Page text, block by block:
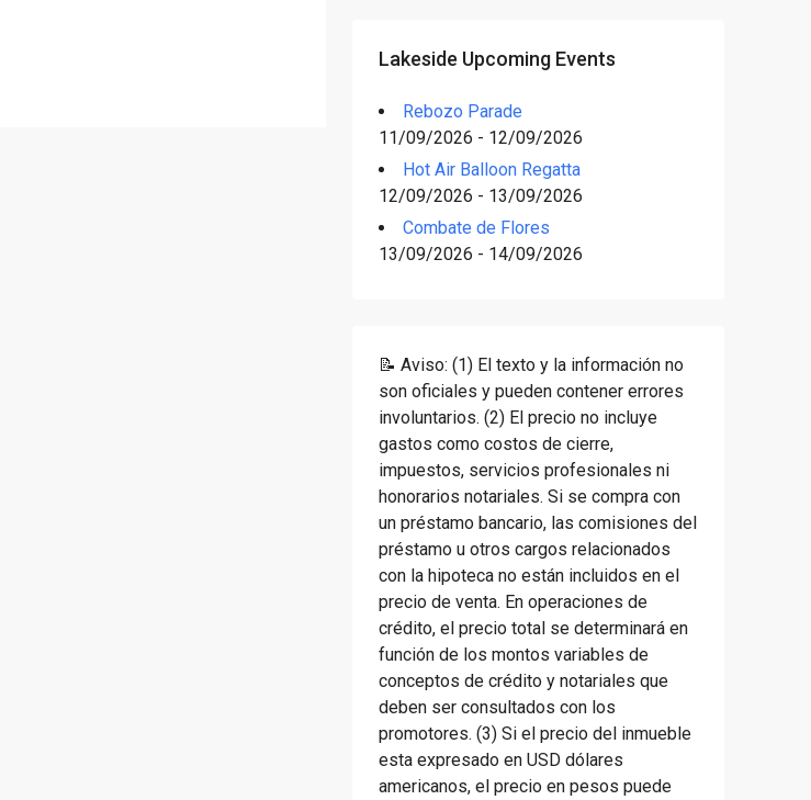
Lakeside Upcoming Events
Rebozo Parade
11/09/2026 - 12/09/2026
Hot Air Balloon Regatta
12/09/2026 - 13/09/2026
Combate de Flores
13/09/2026 - 14/09/2026
📝 Aviso: (1) El texto y la información no
son oficiales y pueden contener errores
involuntarios. (2) El precio no incluye
gastos como costos de cierre,
impuestos, servicios profesionales ni
honorarios notariales. Si se compra con
un préstamo bancario, las comisiones del
préstamo u otros cargos relacionados
con la hipoteca no están incluidos en el
precio de venta. En operaciones de
crédito, el precio total se determinará en
función de los montos variables de
conceptos de crédito y notariales que
deben ser consultados con los
promotores. (3) Si el precio del inmueble
esta expresado en USD dólares
americanos, el precio en pesos puede